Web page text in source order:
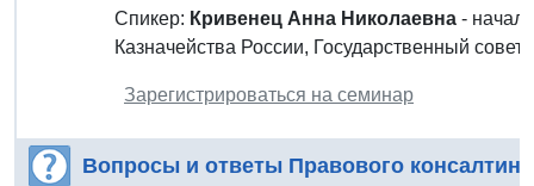
Спикер: Кривенец Анна Николаевна -
Казначейства России, Государственный
Зарегистрироваться на семинар
Вопросы и ответы Правового